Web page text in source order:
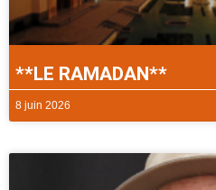
**LE RAMADAN**
8 juin 2026